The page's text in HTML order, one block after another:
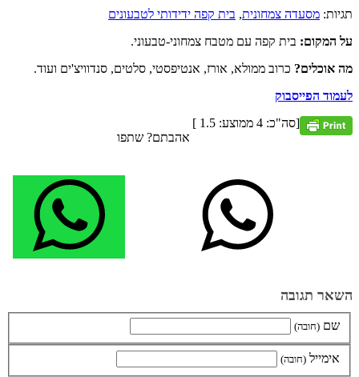
תגיות: מסעדה צמחונית, בית קפה ידידותי לטבעונים
על המקום: בית קפה עם מטבח צמחוני-טבעוני.
מה אוכלים? כרוב ממולא, אורז, אנטיפסטי, סלטים, סנדוויצ'ים ועוד.
לעמוד הפייסבוק
[סה"כ: 4 ממוצע: 1.5
]
אהבתם? שתפו
השאר תגובה
שם (חובה)
אימייל (חובה)